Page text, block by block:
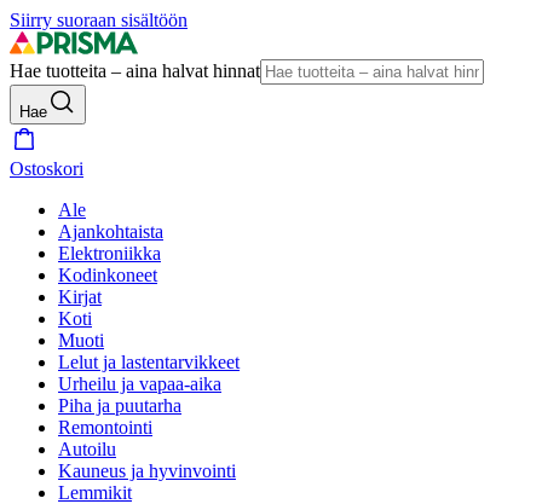
Siirry suoraan sisältöön
Hae tuotteita – aina halvat hinnat
Hae
Ostoskori
Ale
Ajankohtaista
Elektroniikka
Kodinkoneet
Kirjat
Koti
Muoti
Lelut ja lastentarvikkeet
Urheilu ja vapaa-aika
Piha ja puutarha
Remontointi
Autoilu
Kauneus ja hyvinvointi
Lemmikit